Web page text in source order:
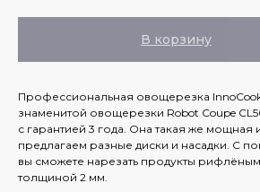
В корзину
Профессиональная овощерезка
знаменитой овощерезки Robot Coupe
с гарантией 3 года. Она такая же мощная
предлагаем разные диски и насадки. С
вы сможете нарезать продукты
толщиной 2 мм.